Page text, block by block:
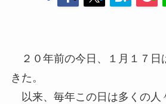
２０年前の今日、１月１７日
きた。
以来、毎年この日は多くの人